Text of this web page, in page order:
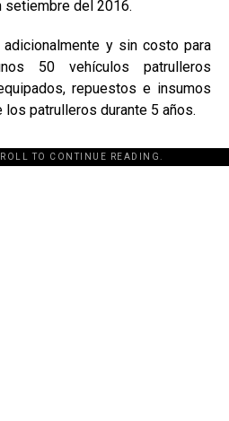
setiembre del 2016.
y sin costo para
50 vehículos patrulleros
repuestos e insumos
patrulleros durante 5 años.
TO CONTINUE READING.